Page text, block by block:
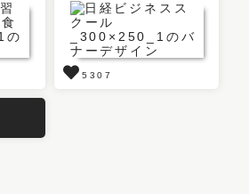
5307